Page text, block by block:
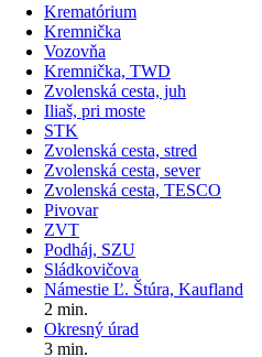
Krematórium
Kremnička
Vozovňa
Kremnička, TWD
Zvolenská cesta, juh
Iliaš, pri moste
STK
Zvolenská cesta, stred
Zvolenská cesta, sever
Zvolenská cesta, TESCO
Pivovar
ZVT
Podháj, SZU
Sládkovičova
Námestie Ľ. Štúra, Kaufland
2 min.
Okresný úrad
3 min.